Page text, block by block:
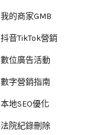
我的商家GMB
抖音TikTok營銷
數位廣告活動
數字營銷指南
本地SEO優化
法院紀錄刪除